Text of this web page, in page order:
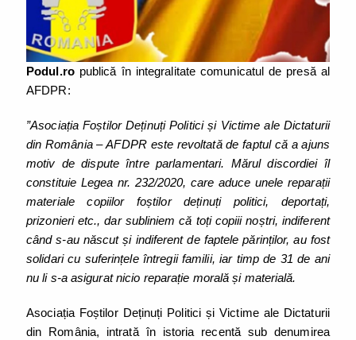
Podul.ropublică în integralitate comunicatul de presă al
AFDPR:
”Asociația Foștilor Deținuți Politici și Victime ale Dictaturii
din România – AFDPR este revoltată de faptul că a ajuns
motiv de dispute între parlamentari. Mărul discordiei îl
constituie Legea nr. 232/2020, care aduce unele reparații
materiale copiilor foștilor deținuți politici, deportați,
prizonieri etc., dar subliniem că toți copiii noștri, indiferent
când s-au născut și indiferent de faptele părinților, au fost
solidari cu suferințele întregii familii, iar timp de 31 de ani
nu li s-a asigurat nicio reparație morală și materială.
Asociația Foștilor Deținuți Politici și Victime ale Dictaturii
din România, intrată în istoria recentă sub denumirea